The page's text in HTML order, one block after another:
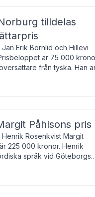
tilldelas
Erik Bornlid och Hillevi
är 75 000
från tyska. Han
Påhlsons pris
Rosenkvist Margit
225 000 kronor. Henrik
språk vid Göteborgs